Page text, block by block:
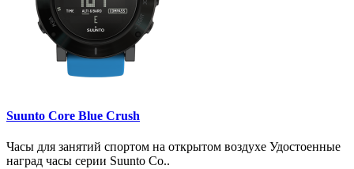
Suunto Core Blue Crush
Часы для занятий спортом на открытом воздухе Удостоенные
наград часы серии Suunto Co..